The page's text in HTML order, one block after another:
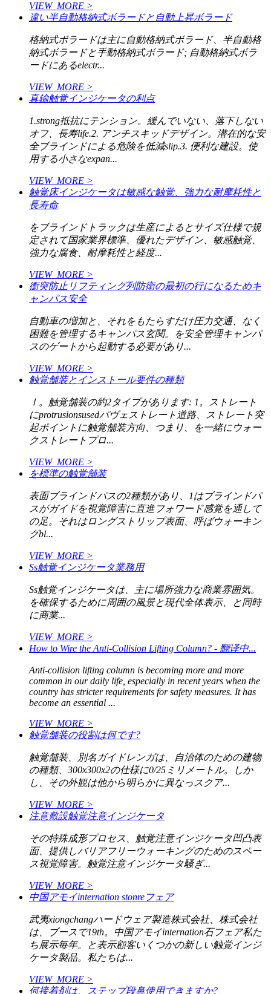
VIEW_MORE >
違い半自動格納式ボラードと自動上昇ボラード
格納式ボラードは主に自動格納式ボラード、半自動格
納式ボラードと手動格納式ボラード; 自動格納式ボラ
ードにあるelectr...
VIEW_MORE >
真鍮触覚インジケータの利点
1.strong抵抗にテンション。緩んでいない、落下しない
オフ、長寿life.2. アンチスキッドデザイン。潜在的な安
全ブラインドによる危険を低減slip.3. 便利な建設。使
用する小さなexpan...
VIEW_MORE >
触覚床インジケータは敏感な触覚、強力な耐摩耗性と
長寿命
をブラインドトラックは生産によるとサイズ仕様で規
定されて国家業界標準、優れたデザイン、敏感触覚、
強力な腐食、耐摩耗性と経度...
VIEW_MORE >
衝突防止リフティング列防衛の最初の行になるためキ
ャンパス安全
自動車の増加と、それをもたらすだけ圧力交通、なく
困難を管理するキャンパス玄関。を安全管理キャンパ
スのゲートから起動する必要があり...
VIEW_MORE >
触覚舗装とインストール要件の種類
Ⅰ。触覚舗装の約2タイプがあります: 1。ストレート
にprotrusionsusedパヴェストレート道路、ストレート突
起ポイントに触覚舗装方向、つまり、を一緒にウォー
クストレートプロ...
VIEW_MORE >
を標準の触覚舗装
表面ブラインドパスの2種類があり、1はブラインドパ
スがガイドを視覚障害に直進フォワード感覚を通して
の足。それはロングストリップ表面、呼ばウォーキン
グbl...
VIEW_MORE >
Ss触覚インジケータ業務用
Ss触覚インジケータは、主に場所強力な商業雰囲気。
を確保するために周囲の風景と現代全体表示、と同時
に商業...
VIEW_MORE >
How to Wire the Anti-Collision Lifting Column? - 翻译中...
Anti-collision lifting column is becoming more and more
common in our daily life, especially in recent years when the
country has stricter requirements for safety measures. It has
become an essential ...
VIEW_MORE >
触覚舗装の役割は何です?
触覚舗装、別名ガイドレンガは、自治体のための建物
の種類、300x300x2の仕様に0/25ミリメートル。しか
し、その外観は他から明らかに異なっスクア...
VIEW_MORE >
注意敷設触覚注意インジケータ
その特殊成形プロセス、触覚注意インジケータ凹凸表
面、提供しバリアフリーウォーキングのためのスペー
ス視覚障害。触覚注意インジケータ騒ぎ...
VIEW_MORE >
中国アモイinternation stonreフェア
武夷xiongchangハードウェア製造株式会社、株式会社
は、ブースで19th。中国アモイinternation石フェア私た
ち展示毎年。と表示顧客いくつかの新しい触覚インジ
ケータ製品。私たちは...
VIEW_MORE >
何接着剤は、ステップ段鼻使用できますか?